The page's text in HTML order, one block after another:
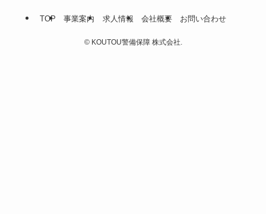
TOP 事業案内 求人情報 会社概要 お問い合わせ
©KOUTOU警備保障 株式会社.